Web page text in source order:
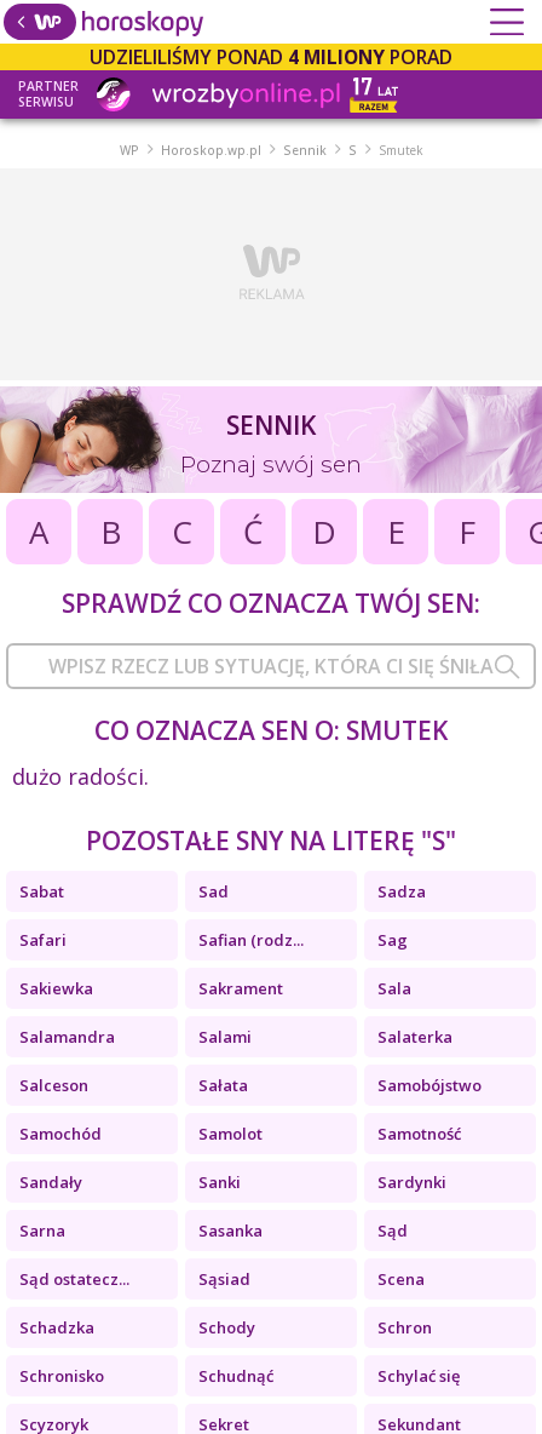
UDZIELILIŚMY PONAD 4 MILIONY PORAD
PARTNER
SERWISU
WP Horoskop.wp.pl Sennik S Smutek
SENNIK
Poznaj swój sen
A B C Ć D E F
SPRAWDŹ CO OZNACZA TWÓJ SEN:
CO OZNACZA SEN O: SMUTEK
dużo radości.
POZOSTAŁE SNY NA LITERĘ "S"
Sabat Sad Sadza
Safari Safian (rodz... Sag
Sakiewka Sakrament Sala
Salamandra Salami Salaterka
Salceson Sałata Samobójstwo
Samochód Samolot Samotność
Sandały Sanki Sardynki
Sarna Sasanka Sąd
Sąd ostatecz... Sąsiad Scena
Schadzka Schody Schron
Schronisko Schudnąć Schylać się
Scyzoryk Sekret Sekundant